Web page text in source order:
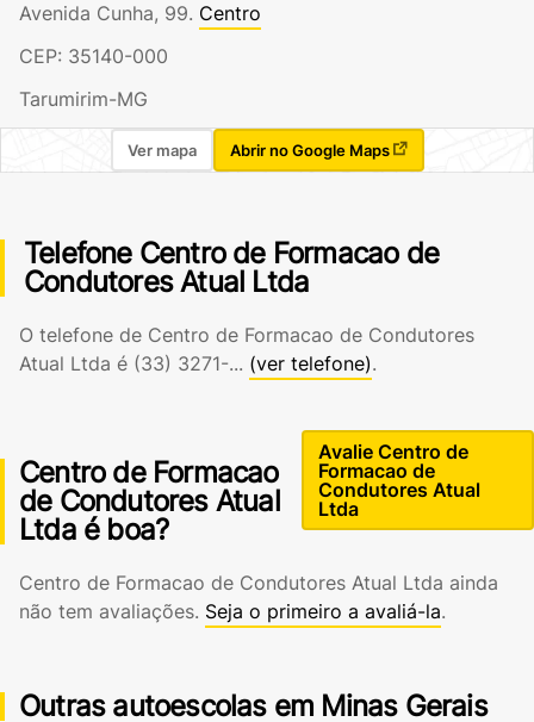
Avenida Cunha, 99. Centro
CEP: 35140-000
Tarumirim-MG
Ver mapa Abrir no Google Maps
Telefone Centro de Formacao de
Condutores Atual Ltda
O telefone de Centro de Formacao de Condutores
Atual Ltda é (33) 3271-... (ver telefone).
Centro de Formacao
de Condutores Atual
Ltda é boa?
Avalie Centro de
Formacao de
Condutores Atual
Ltda
Centro de Formacao de Condutores Atual Ltda ainda
não tem avaliações. Seja o primeiro a avaliá-la.
Outras autoescolas em Minas Gerais